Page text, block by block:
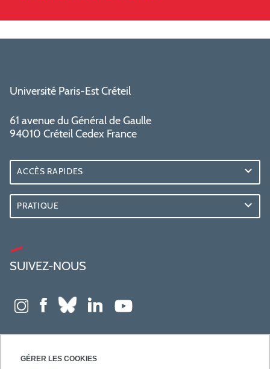
GÉRER LES COOKIES
Université Paris-Est Créteil
61 avenue du Général de Gaulle
94010 Créteil Cedex France
ACCÈS RAPIDES
PRATIQUE
SUIVEZ-NOUS